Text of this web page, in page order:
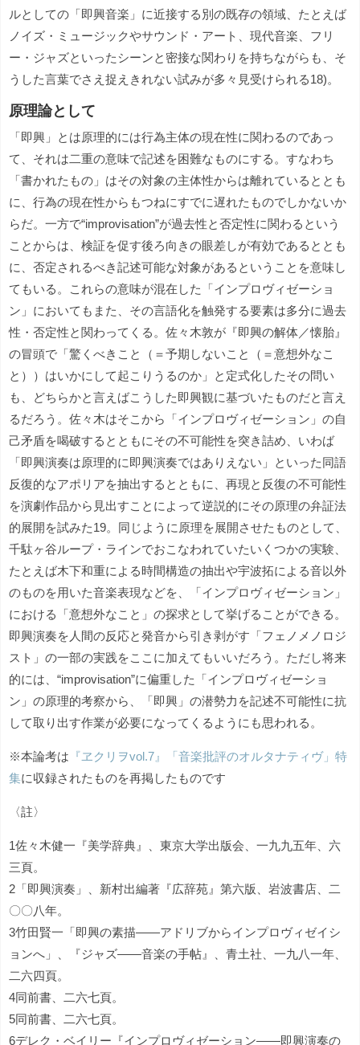
ルとしての「即興音楽」に近接する別の既存の領域、たとえば
ノイズ・ミュージックやサウンド・アート、現代音楽、フリ
ー・ジャズといったシーンと密接な関わりを持ちながらも、そ
うした言葉でさえ捉えきれない試みが多々見受けられる18)。
原理論として
「即興」とは原理的には行為主体の現在性に関わるのであっ
て、それは二重の意味で記述を困難なものにする。すなわち
「書かれたもの」はその対象の主体性からは離れているととも
に、行為の現在性からもつねにすでに遅れたものでしかないか
らだ。一方で“improvisation”が過去性と否定性に関わるという
ことからは、検証を促す後ろ向きの眼差しが有効であるととも
に、否定されるべき記述可能な対象があるということを意味し
てもいる。これらの意味が混在した「インプロヴィゼーショ
ン」においてもまた、その言語化を触発する要素は多分に過去
性・否定性と関わってくる。佐々木敦が『即興の解体／懐胎』
の冒頭で「驚くべきこと（＝予期しないこと（＝意想外なこ
と））はいかにして起こりうるのか」と定式化したその問い
も、どちらかと言えばこうした即興観に基づいたものだと言え
るだろう。佐々木はそこから「インプロヴィゼーション」の自
己矛盾を喝破するとともにその不可能性を突き詰め、いわば
「即興演奏は原理的に即興演奏ではありえない」といった同語
反復的なアポリアを抽出するとともに、再現と反復の不可能性
を演劇作品から見出すことによって逆説的にその原理の弁証法
的展開を試みた19。同じように原理を展開させたものとして、
千駄ヶ谷ループ・ラインでおこなわれていたいくつかの実験、
たとえば木下和重による時間構造の抽出や宇波拓による音以外
のものを用いた音楽表現などを、「インプロヴィゼーション」
における「意想外なこと」の探求として挙げることができる。
即興演奏を人間の反応と発音から引き剥がす「フェノメノロジ
スト」の一部の実践をここに加えてもいいだろう。ただし将来
的には、“improvisation”に偏重した「インプロヴィゼーショ
ン」の原理的考察から、「即興」の潜勢力を記述不可能性に抗
して取り出す作業が必要になってくるようにも思われる。
※本論考は 『ヱクリヲvol.7』「音楽批評のオルタナティヴ」特
集に収録されたものを再掲したものです
〈註〉
1佐々木健一『美学辞典』、東京大学出版会、一九九五年、六
三頁。
2「即興演奏」、新村出編著『広辞苑』第六版、岩波書店、二
〇〇八年。
3竹田賢一「即興の素描――アドリブからインプロヴィゼイシ
ョンへ」、『ジャズ――音楽の手帖』、青土社、一九八一年、
二六四頁。
4同前書、二六七頁。
5同前書、二六七頁。
6デレク・ベイリー『インプロヴィゼーション――即興演奏の